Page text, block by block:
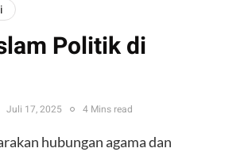
Politik di
Juli 17, 2025 4 Mins read
hubungan agama dan